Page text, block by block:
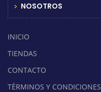
NOSOTROS
INICIO
TIENDAS
CONTACTO
TÉRMINOS Y CONDICIONES